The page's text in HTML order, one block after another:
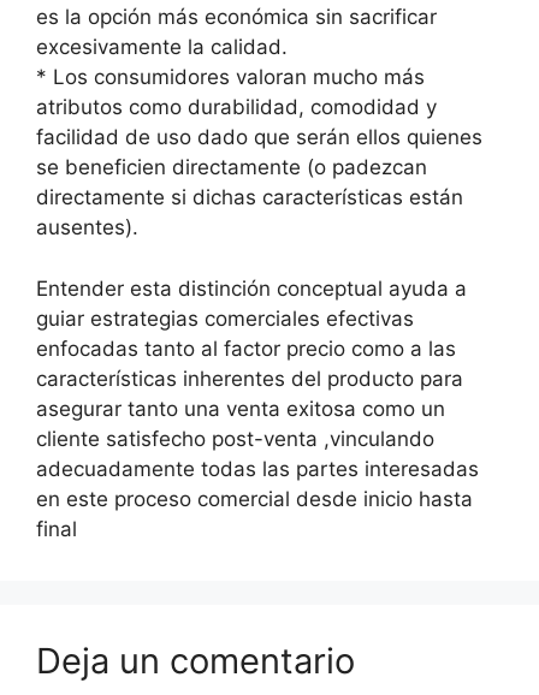
es la opción más económica sin sacrificar
excesivamente la calidad.
* Los consumidores valoran mucho más
atributos como durabilidad, comodidad y
facilidad de uso dado que serán ellos quienes
se beneficien directamente (o padezcan
directamente si dichas características están
ausentes).
Entender esta distinción conceptual ayuda a
guiar estrategias comerciales efectivas
enfocadas tanto al factor precio como a las
características inherentes del producto para
asegurar tanto una venta exitosa como un
cliente satisfecho post-venta ,vinculando
adecuadamente todas las partes interesadas
en este proceso comercial desde inicio hasta
final
Deja un comentario